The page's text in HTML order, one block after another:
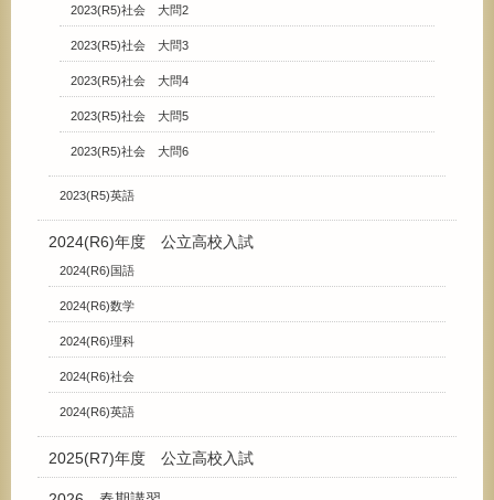
2023(R5)社会 大問2
2023(R5)社会 大問3
2023(R5)社会 大問4
2023(R5)社会 大問5
2023(R5)社会 大問6
2023(R5)英語
2024(R6)年度 公立高校入試
2024(R6)国語
2024(R6)数学
2024(R6)理科
2024(R6)社会
2024(R6)英語
2025(R7)年度 公立高校入試